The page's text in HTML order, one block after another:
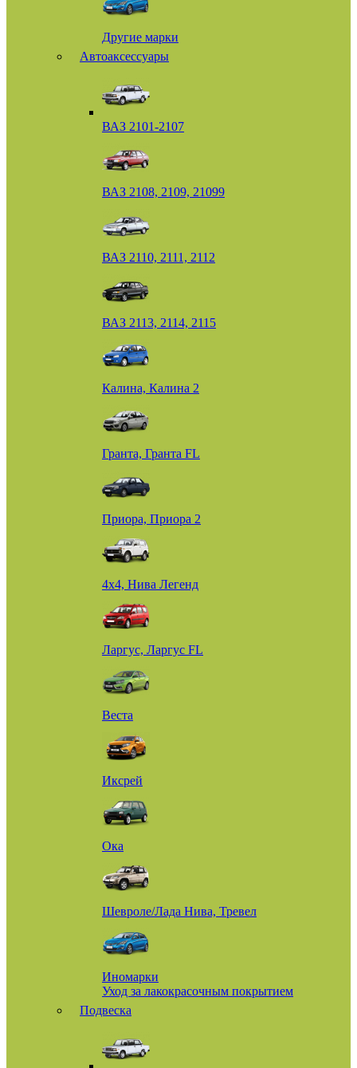
Другие марки
Автоаксессуары
ВАЗ 2101-2107
ВАЗ 2108, 2109, 21099
ВАЗ 2110, 2111, 2112
ВАЗ 2113, 2114, 2115
Калина, Калина 2
Гранта, Гранта FL
Приора, Приора 2
4х4, Нива Легенд
Ларгус, Ларгус FL
Веста
Иксрей
Ока
Шевроле/Лада Нива, Тревел
Иномарки
Уход за лакокрасочным покрытием
Подвеска